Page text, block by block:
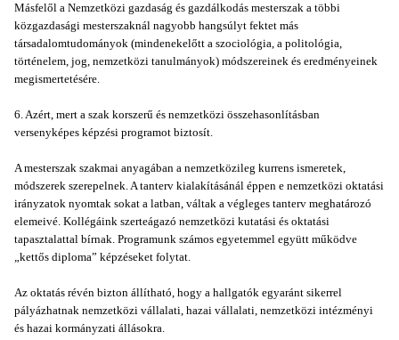
Másfelől a Nemzetközi gazdaság és gazdálkodás mesterszak a többi
közgazdasági mesterszaknál nagyobb hangsúlyt fektet más
társadalomtudományok (mindenekelőtt a szociológia, a politológia,
történelem, jog, nemzetközi tanulmányok) módszereinek és eredményeinek
megismertetésére.
6. Azért, mert a szak korszerű és nemzetközi összehasonlításban
versenyképes képzési programot biztosít.
A mesterszak szakmai anyagában a nemzetközileg kurrens ismeretek,
módszerek szerepelnek. A tanterv kialakításánál éppen e nemzetközi oktatási
irányzatok nyomtak sokat a latban, váltak a végleges tanterv meghatározó
elemeivé. Kollégáink szerteágazó nemzetközi kutatási és oktatási
tapasztalattal bírnak. Programunk számos egyetemmel együtt működve
„kettős diploma” képzéseket folytat.
Az oktatás révén bizton állítható, hogy a hallgatók egyaránt sikerrel
pályázhatnak nemzetközi vállalati, hazai vállalati, nemzetközi intézményi
és hazai kormányzati állásokra.